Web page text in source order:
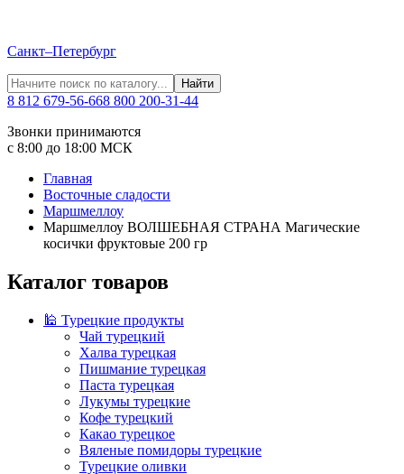
Санкт–Петербург
Найти
8 812 679-56-668 800 200-31-44
Звонки принимаются
с 8:00 до 18:00 МСК
Главная
Восточные сладости
Маршмеллоу
Маршмеллоу ВОЛШЕБНАЯ СТРАНА Магические
косички фруктовые 200 гр
Каталог товаров
🕌 Турецкие продукты
Чай турецкий
Халва турецкая
Пишмание турецкая
Паста турецкая
Лукумы турецкие
Кофе турецкий
Какао турецкое
Вяленые помидоры турецкие
Турецкие оливки